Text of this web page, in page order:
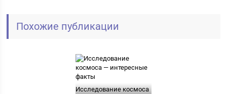
Похожие публикации
Исследование космоса